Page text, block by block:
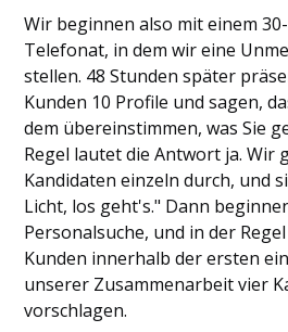
Wir beginnen also mit einem
Telefonat, in dem wir eine
stellen. 48 Stunden später
Kunden 10 Profile und sagen,
dem übereinstimmen, was Sie
Regel lautet die Antwort ja. Wir
Kandidaten einzeln durch, und
Licht, los geht's." Dann
Personalsuche, und in der
Kunden innerhalb der ersten
unserer Zusammenarbeit vier
vorschlagen.